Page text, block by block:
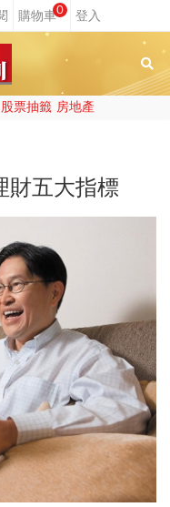
0
股票抽籤 房地產
五大指標